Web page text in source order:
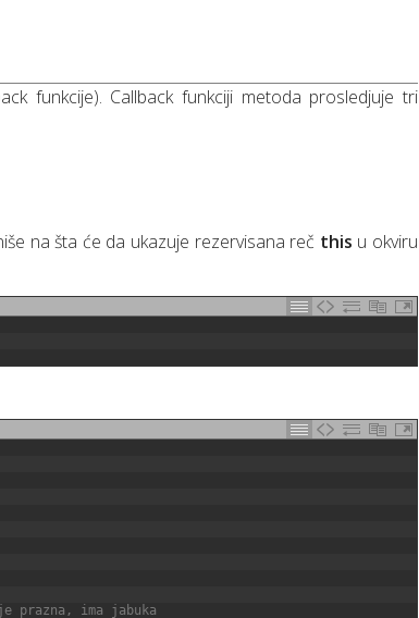
funkcije). Callback funkciji metoda prosledjuje tri
na šta će da ukazuje rezervisana reč this u okviru
prazna, ima jabuka